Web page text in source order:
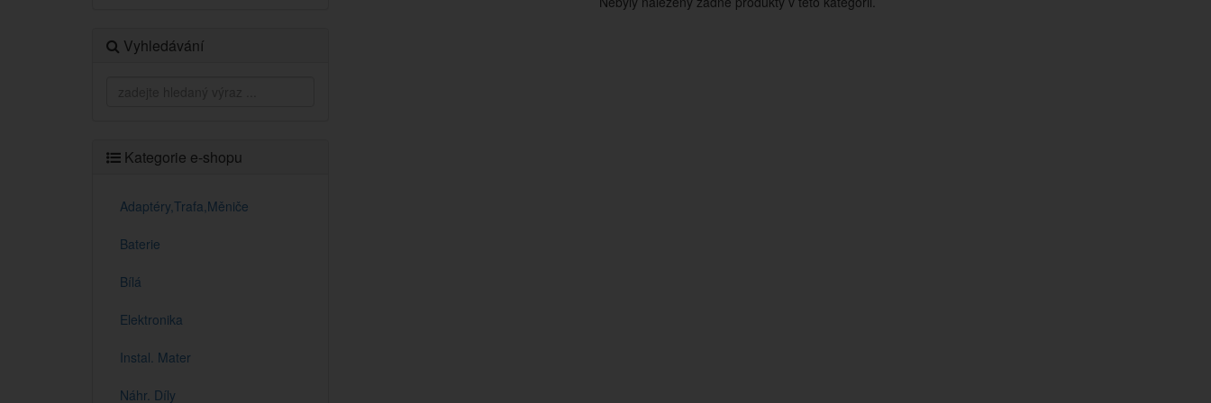
Vyhledávání
Kategorie e-shopu
Adaptéry,Trafa,Měniče
Baterie
Bílá
Elektronika
Instal. Mater
Náhr. Díly